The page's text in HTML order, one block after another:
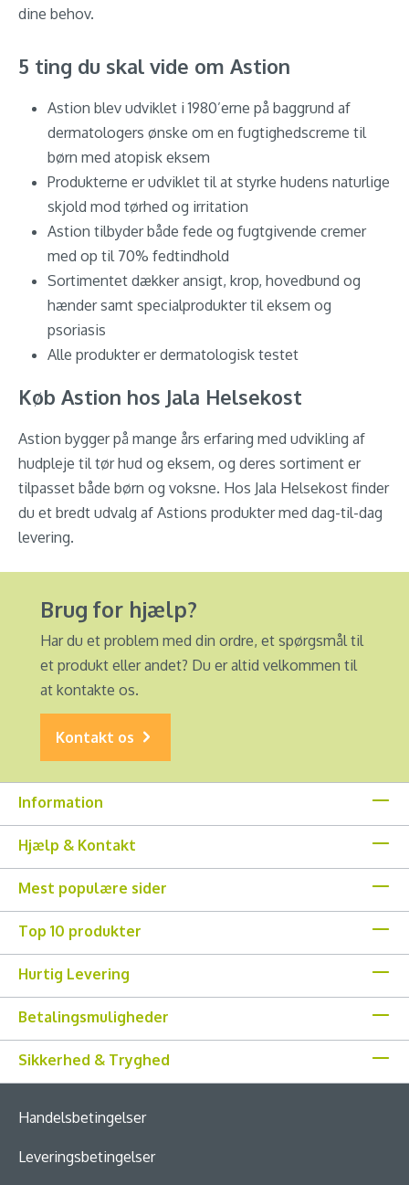
dine behov.
5 ting du skal vide om Astion
Astion blev udviklet i 1980’erne på baggrund af
dermatologers ønske om en fugtighedscreme til
børn med atopisk eksem
Produkterne er udviklet til at styrke hudens naturlige
skjold mod tørhed og irritation
Astion tilbyder både fede og fugtgivende cremer
med op til 70% fedtindhold
Sortimentet dækker ansigt, krop, hovedbund og
hænder samt specialprodukter til eksem og
psoriasis
Alle produkter er dermatologisk testet
Køb Astion hos Jala Helsekost
Astion bygger på mange års erfaring med udvikling af
hudpleje til tør hud og eksem, og deres sortiment er
tilpasset både børn og voksne. Hos Jala Helsekost finder
du et bredt udvalg af Astions produkter med dag-til-dag
levering.
Brug for hjælp?
Har du et problem med din ordre, et spørgsmål til
et produkt eller andet? Du er altid velkommen til
at kontakte os.
Kontakt os
Information
Hjælp & Kontakt
Mest populære sider
Top 10 produkter
Hurtig Levering
Betalingsmuligheder
Sikkerhed & Tryghed
Handelsbetingelser
Leveringsbetingelser